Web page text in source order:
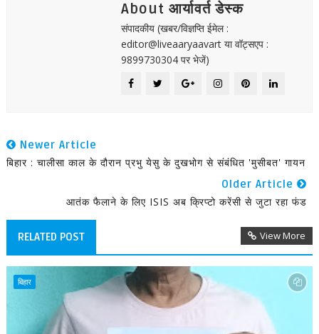
About आर्यावर्त डेस्क
संपादकीय (खबर/विज्ञप्ति ईमेल :
editor@liveaaryaavart या वॉट्सएप :
9899730304 पर भेजें)
Newer Article
बिहार : चालीसा काल के दौरान प्रभु येसु के दुखभोग से संबंधित 'मुसीबत' गायन
Older Article
आतंक फैलाने के लिए ISIS अब क्रिप्टो करेंसी से जुटा रहा फंड
RELATED POST View More
बिहार